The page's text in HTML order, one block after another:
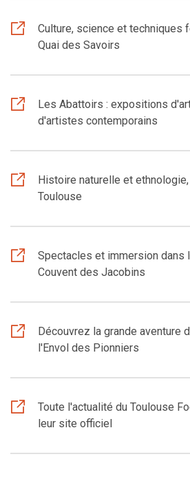
Culture, science et techniques
Quai des Savoirs
Les Abattoirs : expositions
d'artistes contemporains
Histoire naturelle et
Toulouse
Spectacles et immersion dans
Couvent des Jacobins
Découvrez la grande aventure
l'Envol des Pionniers
Toute l'actualité du Toulouse
leur site officiel